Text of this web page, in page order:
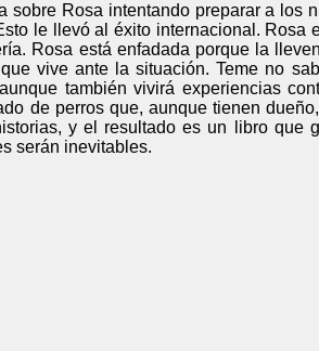
sobre Rosa intentando preparar a los
le llevó al éxito internacional. Rosa
Rosa está enfadada porque la
vive ante la situación. Teme no
también vivirá experiencias
de perros que, aunque tienen
y el resultado es un libro que
serán inevitables.